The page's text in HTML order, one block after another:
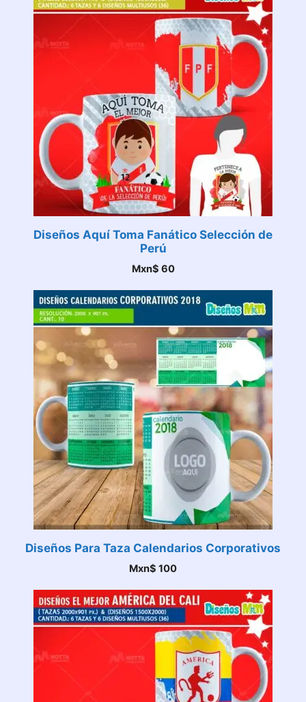
Diseños Aquí Toma Fanático Selección de
Perú
Mxn$ 60
Diseños Para Taza Calendarios Corporativos
Mxn$ 100